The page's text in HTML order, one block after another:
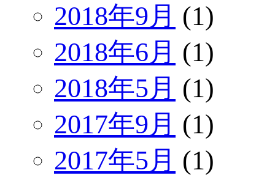
2018年9月 (1)
2018年6月 (1)
2018年5月 (1)
2017年9月 (1)
2017年5月 (1)